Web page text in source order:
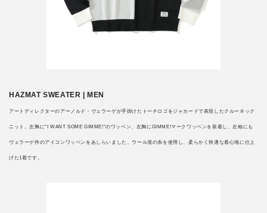
HAZMAT SWEATER | MEN
アートディレクターのアーノルド・ヴェラーゲが手掛けたトーチロゴをジャカードで表現したクルーネック
ニット。左胸に“I WANT SOME GIMME!”のワッペン、左胸にGIMME!マークワッペンを装着し、左袖にも
ヴェラーゲ作のアイコンワッペンをあしらいました。ウール混の糸を使用し、柔らかく快適な着心地に仕上
げた1着です。